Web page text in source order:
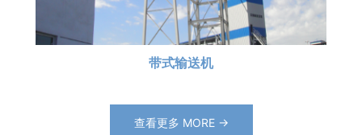
带式输送机
查看更多 MORE →